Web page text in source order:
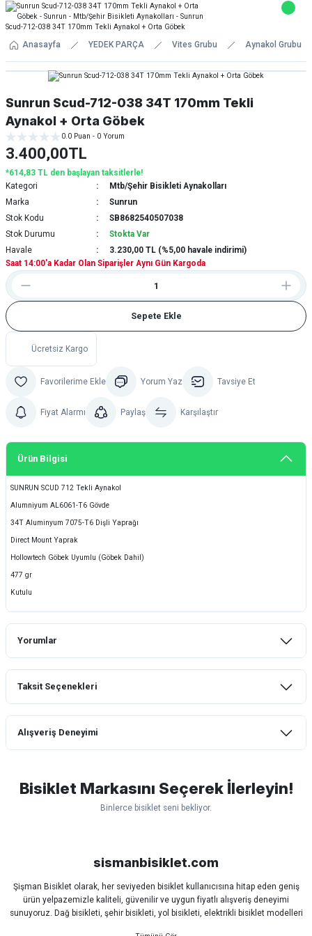
Anasayfa YEDEK PARÇA Vites Grubu Aynakol Grubu
Sunrun Scud-712-038 34T 170mm Tekli
Aynakol + Orta Göbek
0.0 Puan - 0 Yorum
3.400,00TL
*614,83 TL den başlayan taksitlerle!
Kategori
Mtb/Şehir Bisikleti Aynakolları
Marka
Sunrun
Stok Kodu
SB8682540507038
Stok Durumu
Stokta Var
Havale
3.230,00 TL (%5,00 havale indirimi)
Saat 14:00'a Kadar Olan Siparişler Aynı Gün Kargoda
Sepete Ekle
Ücretsiz Kargo
Yorum Yaz Tavsiye Et
Fiyat Alarmı Paylaş Karşılaştır
Ürün Bilgisi
SUNRUN SCUD 712 Tekli Aynakol
Alumniyum AL6061-T6 Gövde
34T Aluminyum 7075-T6 Dişli Yaprağı
Direct Mount Yaprak
Hollowtech Göbek Uyumlu (Göbek Dahil)
477 gr
Kutulu
Yorumlar
Taksit Seçenekleri
Alışveriş Deneyimi
lastik yanak kısmından 3cm yarıldı ama
normal sürüşe uygun
Bahriye Akay Tan | 21/07/2026
Siparişim problemsiz geldi teşekkürler.
Bisiklet Markasını Seçerek İlerleyin!
Binlerce bisiklet seni bekliyor.
sismanbisiklet.com
Şişman Bisiklet olarak, her seviyeden bisiklet kullanıcısına hitap eden geniş
ürün yelpazemizle kaliteli, güvenilir ve uygun fiyatlı alışveriş deneyimi
sunuyoruz. Dağ bisikleti, şehir bisikleti, yol bisikleti, elektrikli bisiklet modelleri